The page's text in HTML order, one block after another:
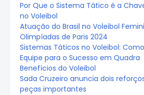
Por Que o Sistema Tático é a
no Voleibol
Atuação do Brasil no Voleibol
Olimpíadas de Paris 2024
Sistemas Táticos no Voleibol:
Equipe para o Sucesso em Quadra
Benefícios do Voleibol
Sada Cruzeiro anuncia dois
peças importantes